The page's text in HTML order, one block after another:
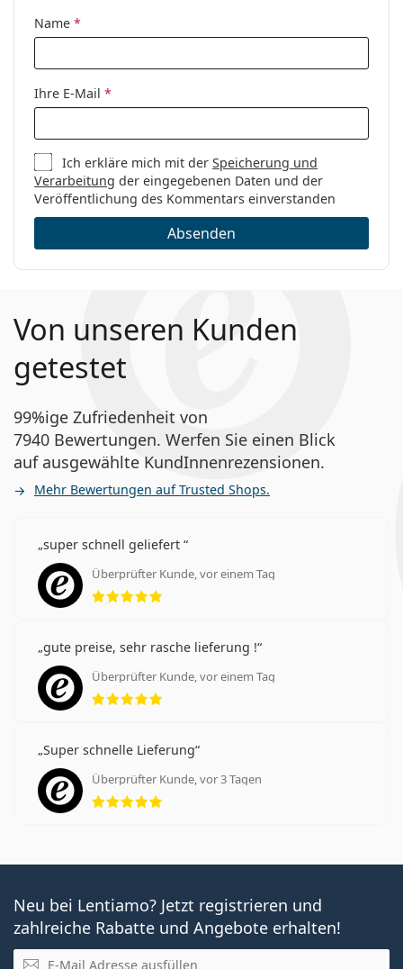
Name *
Ihre E-Mail *
Ich erkläre mich mit derSpeicherung und
Verarbeitung der eingegebenen Daten und der
Veröffentlichung des Kommentars einverstanden
Absenden
Von unseren Kunden
getestet
99%ige Zufriedenheit von
7940 Bewertungen. Werfen Sie einen Blick
auf ausgewählte KundInnenrezensionen.
Mehr Bewertungen auf Trusted Shops.
super schnell geliefert
Überprüfter Kunde, vor einem Tag
Bewertung 5 aus 5
gute preise, sehr rasche lieferung !
Überprüfter Kunde, vor einem Tag
Bewertung 5 aus 5
Super schnelle Lieferung
Überprüfter Kunde, vor 3 Tagen
Bewertung 5 aus 5
Neu bei Lentiamo? Jetzt registrieren und
zahlreiche Rabatte und Angebote erhalten!
E-Mail